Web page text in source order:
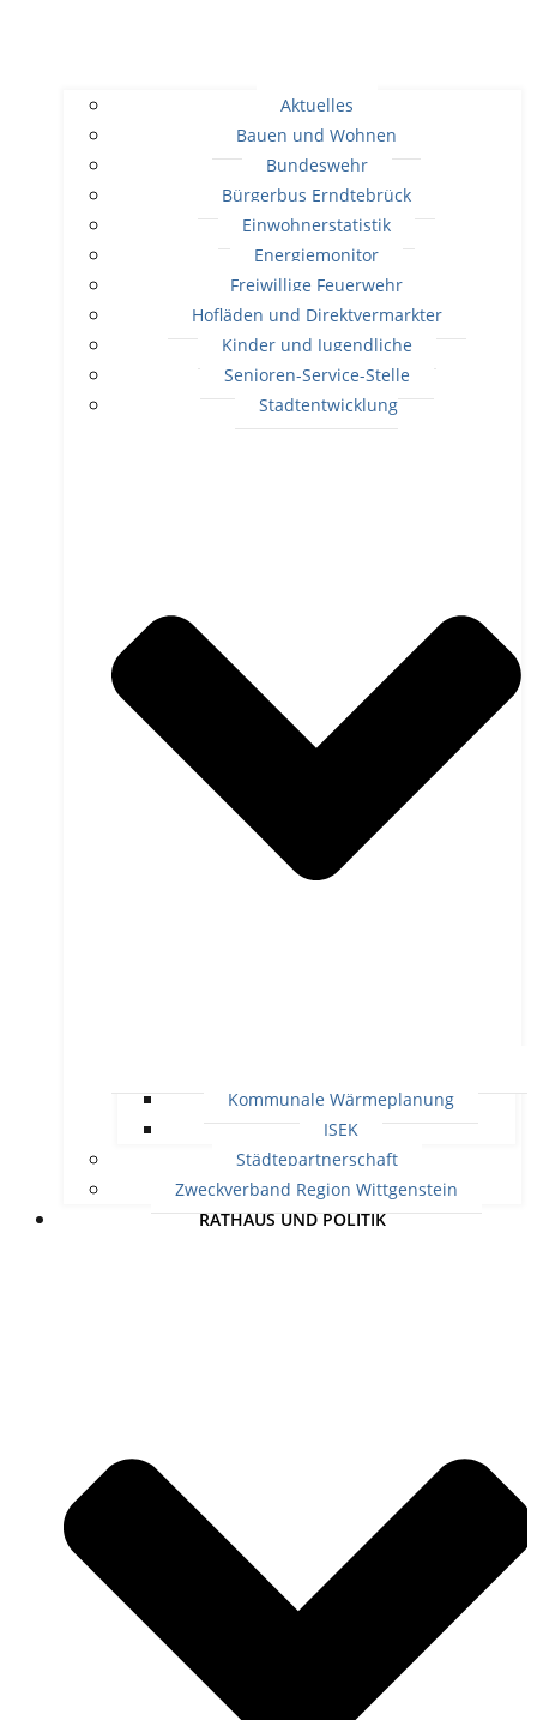
Aktuelles
Bauen und Wohnen
Bundeswehr
Bürgerbus Erndtebrück
Einwohnerstatistik
Energiemonitor
Freiwillige Feuerwehr
Hofläden und Direktvermarkter
Kinder und Jugendliche
Senioren-Service-Stelle
Stadtentwicklung
Kommunale Wärmeplanung
ISEK
Städtepartnerschaft
Zweckverband Region Wittgenstein
RATHAUS UND POLITIK